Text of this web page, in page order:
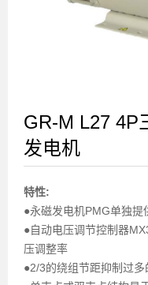
GR-M L27 4P
发电机
特性:
●永磁发电机PMG单独提
●自动电压调节控制器
压调整率
●2/3的绕组节距抑制过